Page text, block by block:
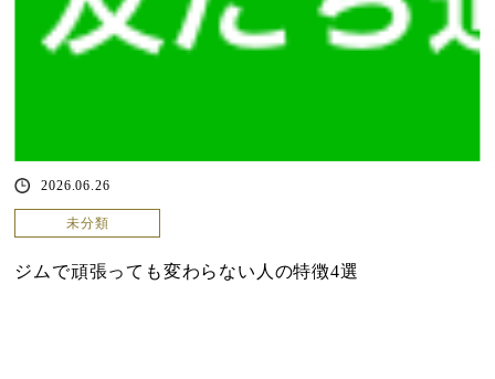
2026.06.26
未分類
ジムで頑張っても変わらない人の特徴4選